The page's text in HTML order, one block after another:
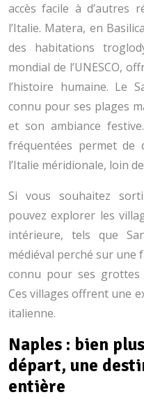
accès facile à d’autres
l’Italie. Matera, en
des habitations
mondial de l’UNESCO,
l’histoire humaine. Le
connu pour ses plages
et son ambiance
fréquentées permet de
l’Italie méridionale, loin
Si vous souhaitez
pouvez explorer les
intérieure, tels que
médiéval perché sur une
connu pour ses grottes
Ces villages offrent une
italienne.
Naples : bien
départ, une
entière